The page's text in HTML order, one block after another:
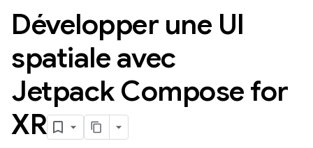
Développer une UI
spatiale avec
Jetpack Compose for
XR